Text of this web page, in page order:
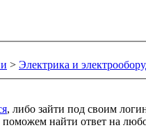
> Электрика и
, либо зайти под своим
найти ответ на